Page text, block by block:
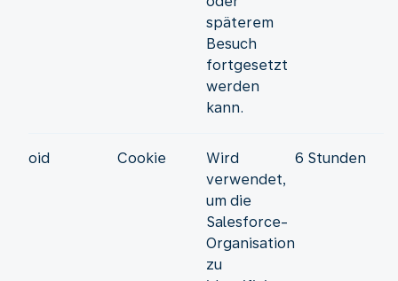
späterem
Besuch
fortgesetzt
werden
kann.
oid Cookie
Wird
verwendet,
um die
Salesforce-
Organisation
zu
6 Stunden